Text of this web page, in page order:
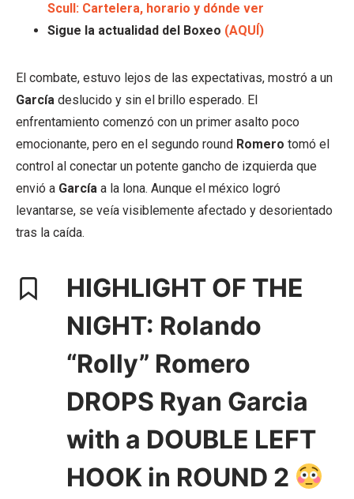
Scull: Cartelera, horario y dónde ver
Sigue la actualidad del Boxeo (AQUÍ)
El combate, estuvo lejos de las expectativas, mostró a un
García deslucido y sin el brillo esperado. El
enfrentamiento comenzó con un primer asalto poco
emocionante, pero en el segundo round Romero tomó el
control al conectar un potente gancho de izquierda que
envió a García a la lona. Aunque el méxico logró
levantarse, se veía visiblemente afectado y desorientado
tras la caída.
HIGHLIGHT OF THE
NIGHT: Rolando
“Rolly” Romero
DROPS Ryan Garcia
with a DOUBLE LEFT
HOOK in ROUND 2